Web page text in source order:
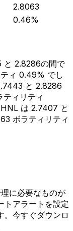
2.8063
0.46%
と 2.8286の間で
ィ 0.49% でし
と 2.8286
ィリティ
は 2.7407 と
ボラティリティ
に必要なものが
トアラートを設定
。今すぐダウンロ